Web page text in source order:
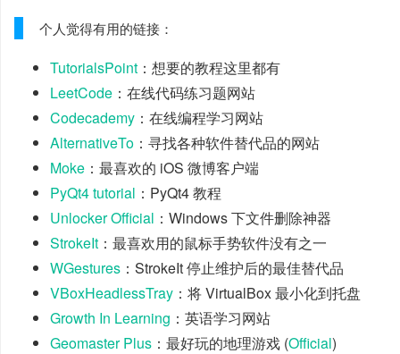
个人觉得有用的链接：
TutorialsPoint ：想要的教程这里都有
LeetCode ：在线代码练习题网站
Codecademy ：在线编程学习网站
AlternativeTo ：寻找各种软件替代品的网站
Moke ：最喜欢的 iOS 微博客户端
PyQt4 tutorial ：PyQt4 教程
Unlocker Official ：Windows 下文件删除神器
StrokeIt ：最喜欢用的鼠标手势软件没有之一
WGestures ：StrokeIt 停止维护后的最佳替代品
VBoxHeadlessTray ：将 VirtualBox 最小化到托盘
Growth In Learning ：英语学习网站
Geomaster Plus ：最好玩的地理游戏 (Official)